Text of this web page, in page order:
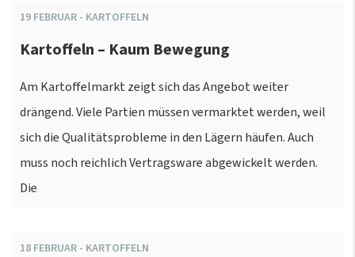
19 FEBRUAR - KARTOFFELN
Kartoffeln – Kaum Bewegung
Am Kartoffelmarkt zeigt sich das Angebot weiter
drängend. Viele Partien müssen vermarktet werden, weil
sich die Qualitätsprobleme in den Lägern häufen. Auch
muss noch reichlich Vertragsware abgewickelt werden.
Die
18 FEBRUAR - KARTOFFELN